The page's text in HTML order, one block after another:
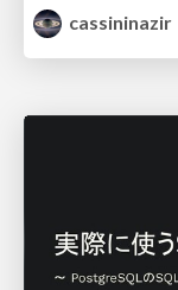
cassininazir